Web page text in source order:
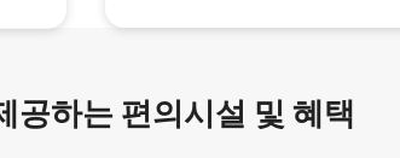
공하는 편의시설 및 혜택